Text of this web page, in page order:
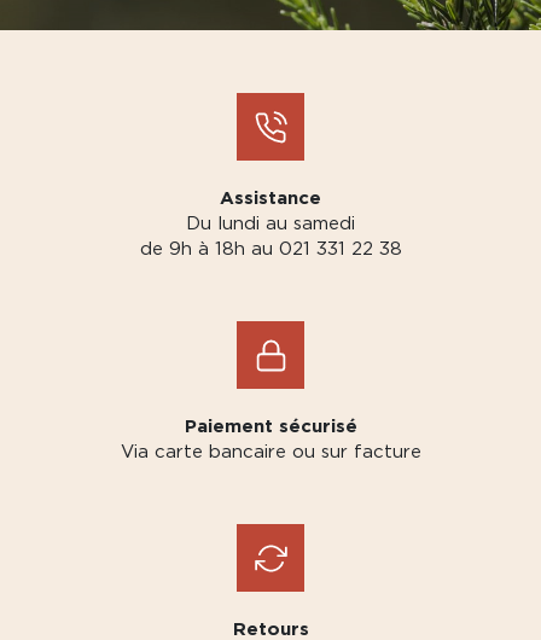
Assistance
Du lundi au samedi
de 9h à 18h au 021 331 22 38
Paiement sécurisé
Via carte bancaire ou sur facture
Retours